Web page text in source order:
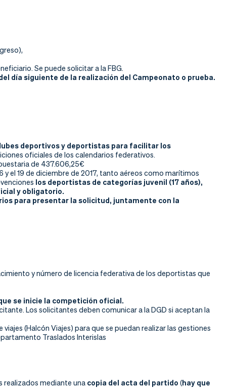
Se puede solicitar a la FBG.
día siguiente de la realización del Campeonato o prueba.
deportivos y deportistas para facilitar los
oficiales de los calendarios federativos.
de 437.606,25€
el 19 de diciembre de 2017, tanto aéreos como marítimos
los deportistas de categorías juvenil (17 años),
y obligatorio.
para presentar la solicitud, juntamente con la
y número de licencia federativa de los deportistas que
se inicie la competición oficial.
Los solicitantes deben comunicar a la DGD si aceptan la
(Halcón Viajes) para que se puedan realizar las gestiones
Traslados Interislas
realizados mediante una copia del acta del partido (hay que